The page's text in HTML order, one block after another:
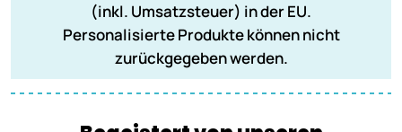
(inkl. Umsatzsteuer) in der EU.
Personalisierte Produkte können nicht
zurückgegeben werden.